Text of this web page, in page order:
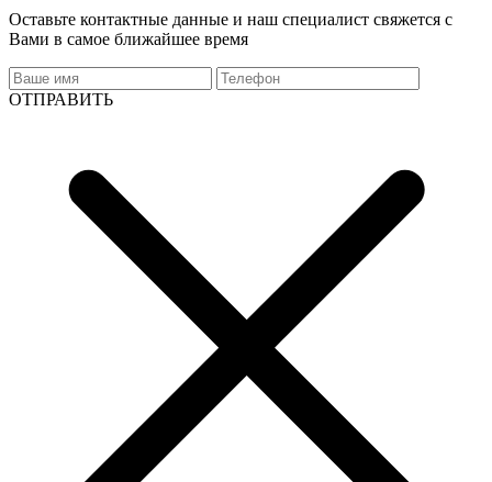
Оставьте контактные данные и наш специалист свяжется с
Вами в самое ближайшее время
ОТПРАВИТЬ